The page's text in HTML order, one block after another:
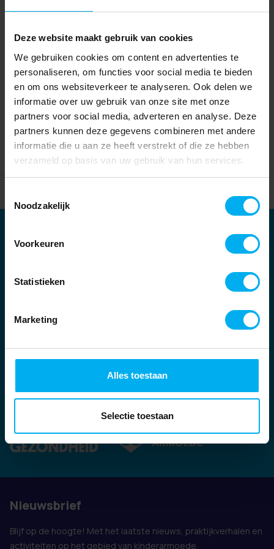
Deze website maakt gebruik van cookies
We gebruiken cookies om content en advertenties te
personaliseren, om functies voor social media te bieden
en om ons websiteverkeer te analyseren. Ook delen we
informatie over uw gebruik van onze site met onze
partners voor social media, adverteren en analyse. Deze
partners kunnen deze gegevens combineren met andere
informatie die u aan ze heeft verstrekt of die ze hebben
verzameld op basis van uw gebruik van hun services.
Noodzakelijk
Voorkeuren
Statistieken
Marketing
Alles toestaan
Selectie toestaan
Partners
Ook vertegenwoordigd door:
Nieuwsbrief
Blijf op de hoogte! Met het laatste nieuws, praktijkverhalen en
activiteiten op het gebied van kinderarmoede.